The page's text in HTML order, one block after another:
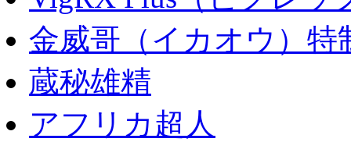
金威哥（イカオウ）特
蔵秘雄精
アフリカ超人